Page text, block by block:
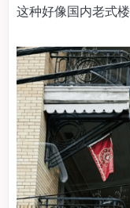
这种好像国内老式